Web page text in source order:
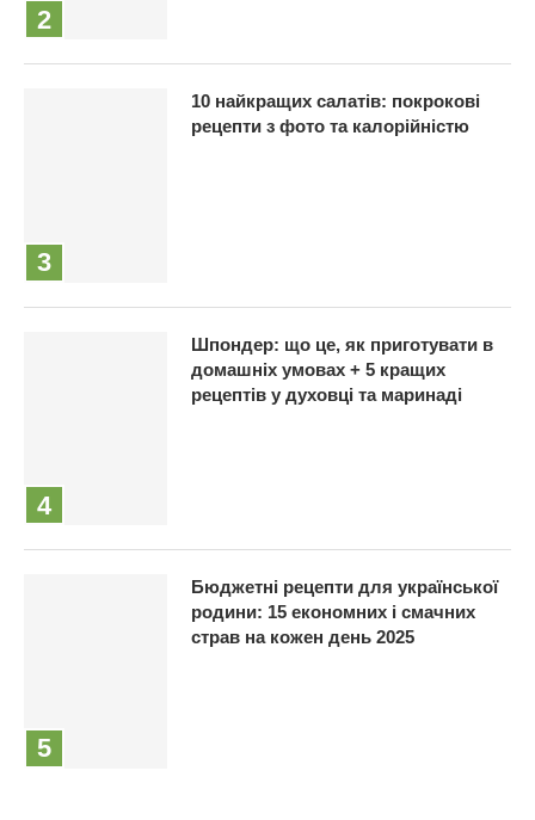
10 найкращих салатів: покрокові
рецепти з фото та калорійністю
Шпондер: що це, як приготувати в
домашніх умовах + 5 кращих
рецептів у духовці та маринаді
Бюджетні рецепти для української
родини: 15 економних і смачних
страв на кожен день 2025